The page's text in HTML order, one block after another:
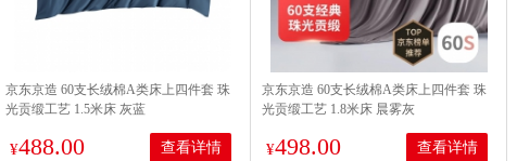
京东京造 60支长绒棉A类床上四件套 珠
光贡缎工艺 1.5米床 灰蓝
¥488.00 查看详情
京东京造 60支长绒棉A类床上四件套 珠
光贡缎工艺 1.8米床 晨雾灰
¥498.00 查看详情